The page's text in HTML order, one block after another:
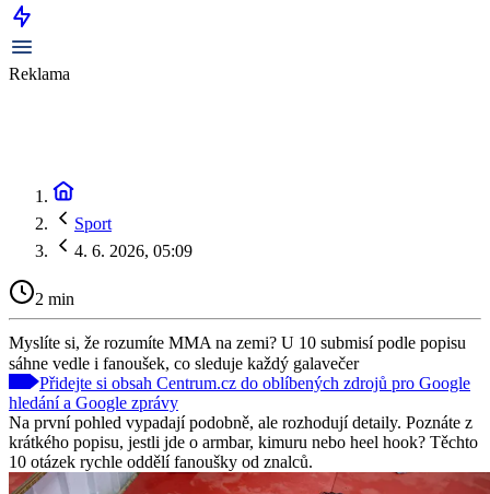
Reklama
Sport
4. 6. 2026, 05:09
2 min
Myslíte si, že rozumíte MMA na zemi? U 10 submisí podle popisu
sáhne vedle i fanoušek, co sleduje každý galavečer
Přidejte si obsah Centrum.cz do oblíbených zdrojů pro Google
hledání a Google zprávy
Na první pohled vypadají podobně, ale rozhodují detaily. Poznáte z
krátkého popisu, jestli jde o armbar, kimuru nebo heel hook? Těchto
10 otázek rychle oddělí fanoušky od znalců.